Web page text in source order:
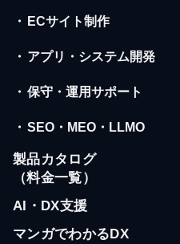
・ ECサイト制作
・ アプリ・システム開発
・ 保守・運用サポート
・ SEO・MEO・LLMO
製品カタログ
（料金一覧）
AI・DX支援
マンガでわかるDX